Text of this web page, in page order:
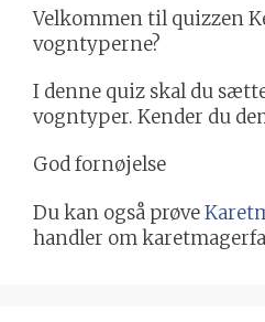
Velkommen til quizzen
vogntyperne?
I denne quiz skal du
vogntyper. Kender du
God fornøjelse
Du kan også prøve
handler om